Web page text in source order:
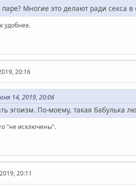
Многие это делают ради секса
удобнее.
20:16
14, 2019, 20:06
эгоизм. По-моему, такая бабулька
"не исключены".
20:11